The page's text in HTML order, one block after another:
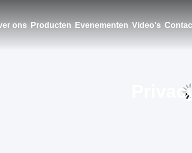
ons Producten Evenementen Video's